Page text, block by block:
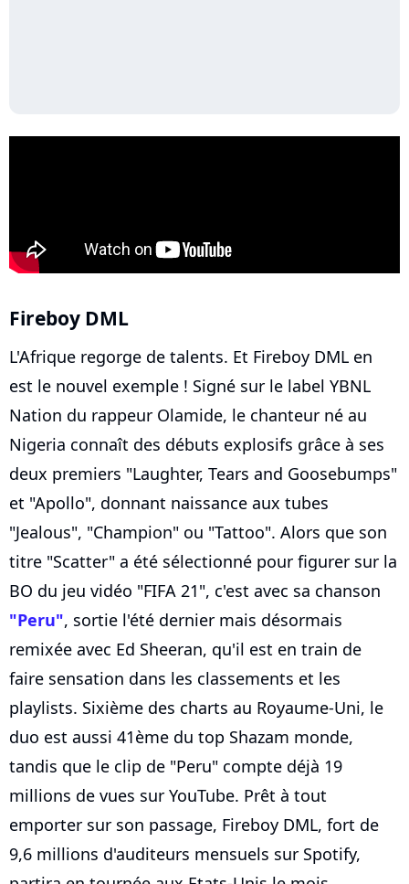
Fireboy DML
L'Afrique regorge de talents. Et Fireboy DML en
est le nouvel exemple ! Signé sur le label YBNL
Nation du rappeur Olamide, le chanteur né au
Nigeria connaît des débuts explosifs grâce à ses
deux premiers "Laughter, Tears and Goosebumps"
et "Apollo", donnant naissance aux tubes
"Jealous", "Champion" ou "Tattoo". Alors que son
titre "Scatter" a été sélectionné pour figurer sur la
BO du jeu vidéo "FIFA 21", c'est avec sa chanson
"Peru", sortie l'été dernier mais désormais
remixée avec Ed Sheeran, qu'il est en train de
faire sensation dans les classements et les
playlists. Sixième des charts au Royaume-Uni, le
duo est aussi 41ème du top Shazam monde,
tandis que le clip de "Peru" compte déjà 19
millions de vues sur YouTube. Prêt à tout
emporter sur son passage, Fireboy DML, fort de
9,6 millions d'auditeurs mensuels sur Spotify,